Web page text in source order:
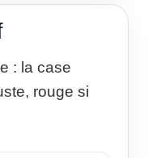
: la case
rouge si